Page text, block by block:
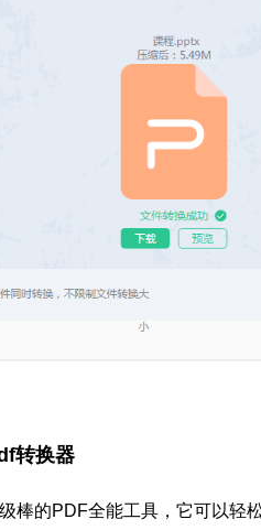
转换器
棒的PDF全能工具，它可以轻